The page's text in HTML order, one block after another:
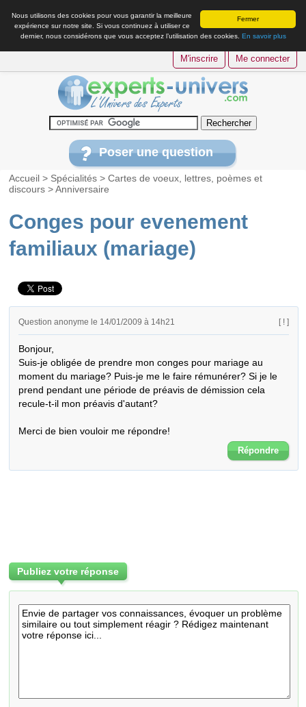
Fermer
Nous utilisons des cookies pour vous garantir la meilleure
expérience sur notre site. Si vous continuez à utiliser ce
dernier, nous considérons que vous acceptez l’utilisation des cookies. En savoir plus
M'inscrire Me connecter
Poser une question
Accueil > Spécialités >Cartes de voeux, lettres, poèmes et
discours >Anniversaire
Conges pour evenement
familiaux (mariage)
Question anonyme le 14/01/2009 à 14h21 [ ! ]
Bonjour,
Suis-je obligée de prendre mon conges pour mariage au
moment du mariage? Puis-je me le faire rémunérer? Si je le
prend pendant une période de préavis de démission cela
recule-t-il mon préavis d'autant?
Merci de bien vouloir me répondre!
Répondre
Publiez votre réponse